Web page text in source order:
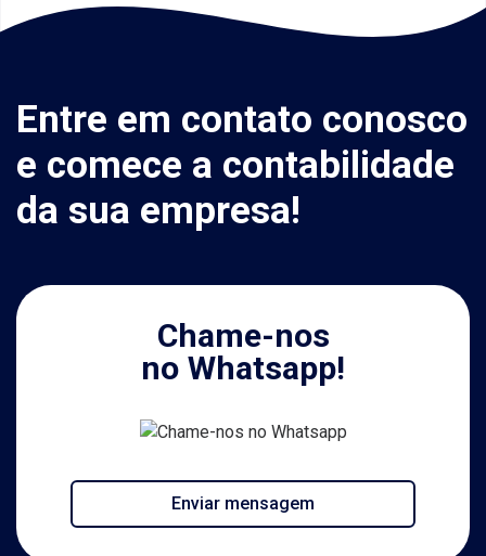
Entre em contato conosco
e comece a contabilidade
da sua empresa!
Chame-nos
no Whatsapp!
Enviar mensagem